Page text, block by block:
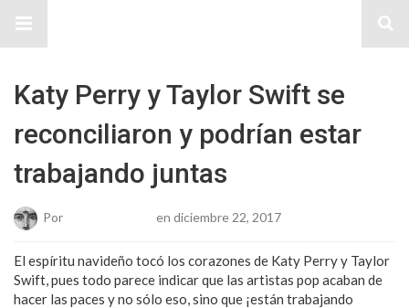
Katy Perry y Taylor Swift se
reconciliaron y podrían estar
trabajando juntas
Por en diciembre 22, 2017
El espíritu navideño tocó los corazones de Katy Perry y Taylor
Swift, pues todo parece indicar que las artistas pop acaban de
hacer las paces y no sólo eso, sino que ¡están trabajando